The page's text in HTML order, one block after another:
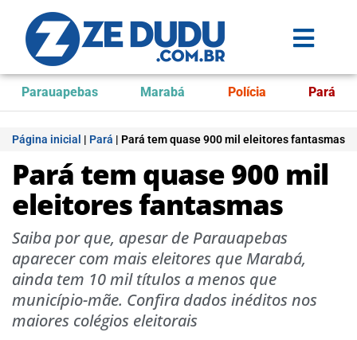
Parauapebas Marabá Polícia Pará
Página inicial | Pará | Pará tem quase 900 mil eleitores fantasmas
Pará tem quase 900 mil
eleitores fantasmas
Saiba por que, apesar de Parauapebas
aparecer com mais eleitores que Marabá,
ainda tem 10 mil títulos a menos que
município-mãe. Confira dados inéditos nos
maiores colégios eleitorais